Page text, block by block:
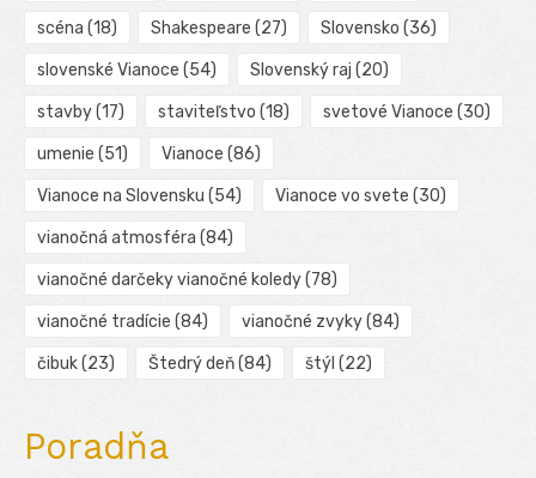
scéna (18) Shakespeare (27) Slovensko (36)
slovenské Vianoce (54) Slovenský raj (20)
stavby(17) staviteľstvo (18) svetové Vianoce (30)
umenie (51) Vianoce (86)
Vianoce na Slovensku (54) Vianoce vo svete (30)
vianočná atmosféra (84)
vianočné darčeky vianočné koledy(78)
vianočné tradície (84) vianočné zvyky(84)
čibuk(23) Štedrý deň(84) štýl (22)
Poradňa